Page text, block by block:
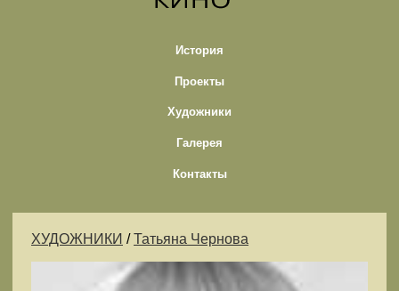
История
Проекты
Художники
Галерея
Контакты
ХУДОЖНИКИ /Татьяна Чернова